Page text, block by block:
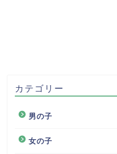
カテゴリー
男の子
女の子